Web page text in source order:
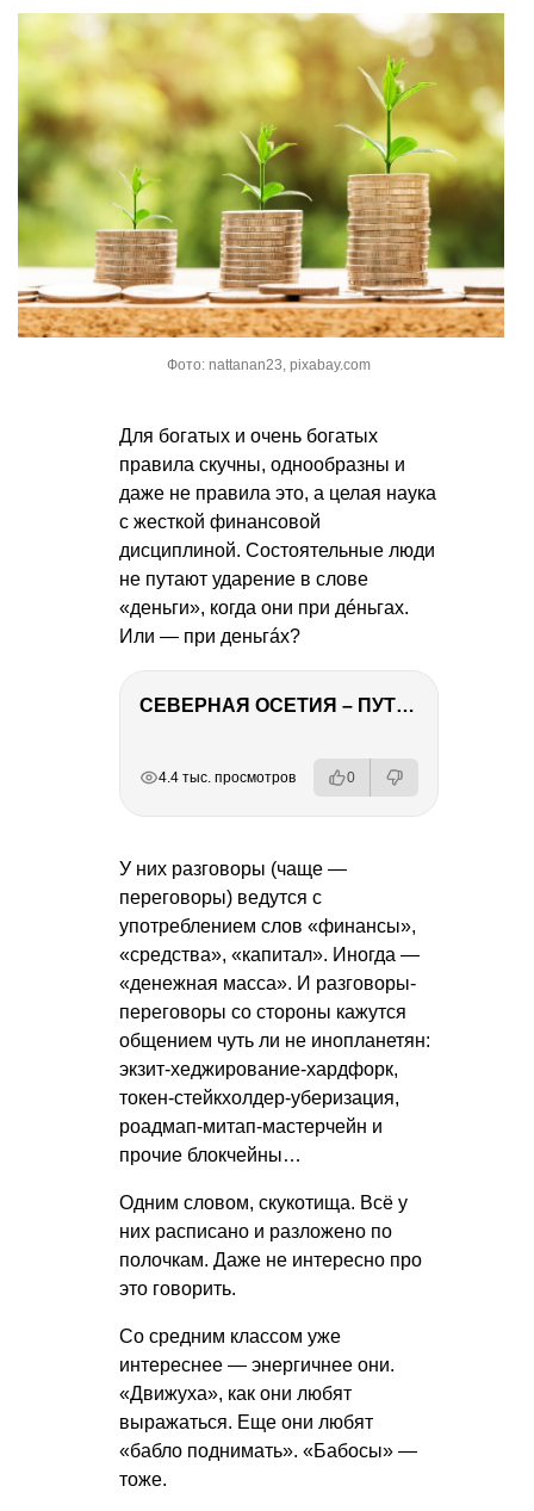
Фото: nattanan23, pixabay.com
Для богатых и очень богатых
правила скучны, однообразны и
даже не правила это, а целая наука
с жесткой финансовой
дисциплиной. Состоятельные люди
не путают ударение в слове
«деньги», когда они при дéньгах.
Или — при деньгáх?
СЕВЕРНАЯ ОСЕТИЯ – ПУТЕШЕСТВИЕ НА КАВКАЗ часть 4
4.4 тыс. просмотров 0
У них разговоры (чаще —
переговоры) ведутся с
употреблением слов «финансы»,
«средства», «капитал». Иногда —
«денежная масса». И разговоры-
переговоры со стороны кажутся
общением чуть ли не инопланетян:
экзит-хеджирование-хардфорк,
токен-стейкхолдер-уберизация,
роадмап-митап-мастерчейн и
прочие блокчейны…
Одним словом, скукотища. Всё у
них расписано и разложено по
полочкам. Даже не интересно про
это говорить.
Со средним классом уже
интереснее — энергичнее они.
«Движуха», как они любят
выражаться. Еще они любят
«бабло поднимать». «Бабосы» —
тоже.